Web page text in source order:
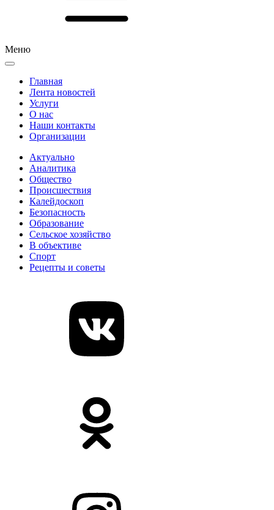
Меню
Главная
Лента новостей
Услуги
О нас
Наши контакты
Организации
Актуально
Аналитика
Общество
Происшествия
Калейдоскоп
Безопасность
Образование
Сельское хозяйство
В объективе
Спорт
Рецепты и советы